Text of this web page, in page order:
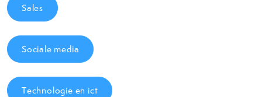
Sales
Sociale media
Technologie en ict